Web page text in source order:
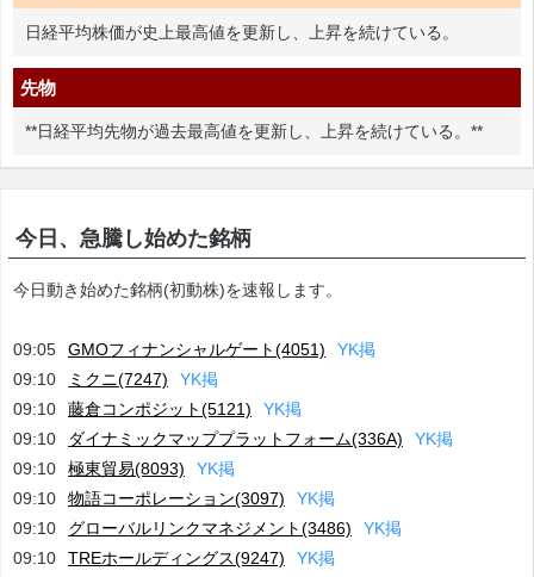
日経平均株価が史上最高値を更新し、上昇を続けている。
先物
**日経平均先物が過去最高値を更新し、上昇を続けている。**
今日、急騰し始めた銘柄
今日動き始めた銘柄(初動株)を速報します。
09:05 GMOフィナンシャルゲート(4051) YK掲
09:10
ミクニ(7247) YK掲
09:10
藤倉コンポジット(5121) YK掲
09:10
ダイナミックマッププラットフォーム(336A) YK掲
09:10
極東貿易(8093) YK掲
09:10
物語コーポレーション(3097) YK掲
09:10
グローバルリンクマネジメント(3486) YK掲
09:10
TREホールディングス(9247) YK掲